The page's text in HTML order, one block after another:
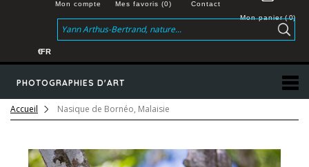
Mon panier( 0)
Contact
Mes favoris (0)
Mon compte
PHOTOGRAPHIES D'ART
€FR
Accueil Nasique de Bornéo, Malaisie